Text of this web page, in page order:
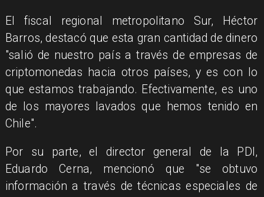
El fiscal regional metropolitano Sur, Héctor
Barros, destacó que esta gran cantidad de dinero
"salió de nuestro país a través de empresas de
criptomonedas hacia otros países, y es con lo
que estamos trabajando. Efectivamente, es uno
de los mayores lavados que hemos tenido en
Chile".
Por su parte, el director general de la PDI,
Eduardo Cerna, mencionó que "se obtuvo
información a través de técnicas especiales de